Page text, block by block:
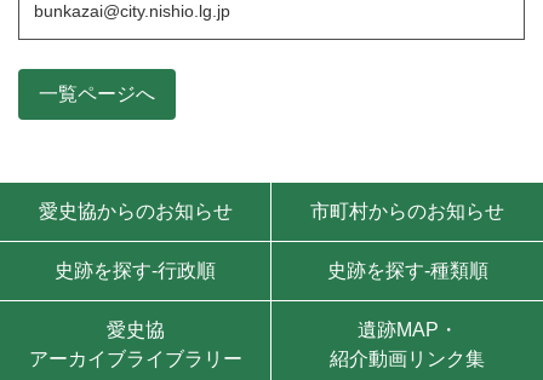
bunkazai@city.nishio.lg.jp
一覧ページへ
モバイル用ナビゲーション
愛史協からのお知らせ 市町村からのお知らせ
史跡を探す-行政順 史跡を探す-種類順
愛史協
アーカイブライブラリー
遺跡MAP・
紹介動画リンク集